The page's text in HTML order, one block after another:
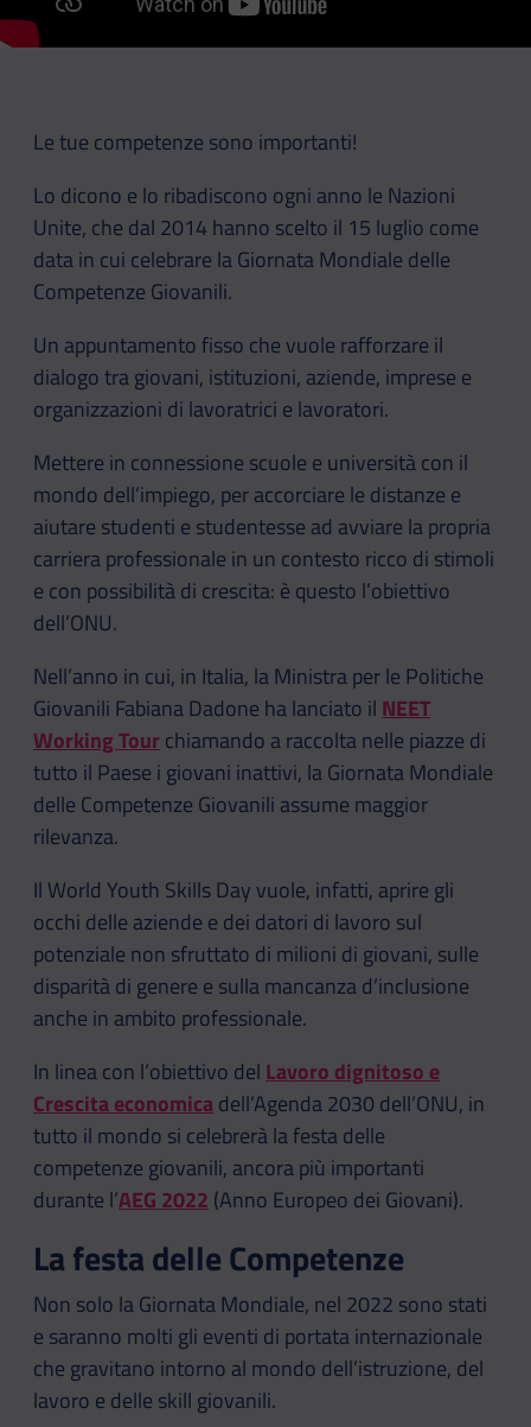
Le tue competenze sono importanti!
Lo dicono e lo ribadiscono ogni anno le Nazioni
Unite, che dal 2014 hanno scelto il 15 luglio come
data in cui celebrare la Giornata Mondiale delle
Competenze Giovanili.
Un appuntamento fisso che vuole rafforzare il
dialogo tra giovani, istituzioni, aziende, imprese e
organizzazioni di lavoratrici e lavoratori.
Mettere in connessione scuole e università con il
mondo dell’impiego, per accorciare le distanze e
aiutare studenti e studentesse ad avviare la propria
carriera professionale in un contesto ricco di stimoli
e con possibilità di crescita: è questo l’obiettivo
dell’ONU.
Nell’anno in cui, in Italia, la Ministra per le Politiche
Giovanili Fabiana Dadone ha lanciato il NEET
Working Tourchiamando a raccolta nelle piazze di
tutto il Paese i giovani inattivi, la Giornata Mondiale
delle Competenze Giovanili assume maggior
rilevanza.
Il World Youth Skills Day vuole, infatti, aprire gli
occhi delle aziende e dei datori di lavoro sul
potenziale non sfruttato di milioni di giovani, sulle
disparità di genere e sulla mancanza d’inclusione
anche in ambito professionale.
In linea con l’obiettivo del Lavoro dignitoso e
Crescita economicadell’Agenda 2030 dell’ONU, in
tutto il mondo si celebrerà la festa delle
competenze giovanili, ancora più importanti
durante l’AEG 2022 (Anno Europeo dei Giovani).
La festa delle Competenze
Non solo la Giornata Mondiale, nel 2022 sono stati
e saranno molti gli eventi di portata internazionale
che gravitano intorno al mondo dell’istruzione, del
lavoro e delle skill giovanili.